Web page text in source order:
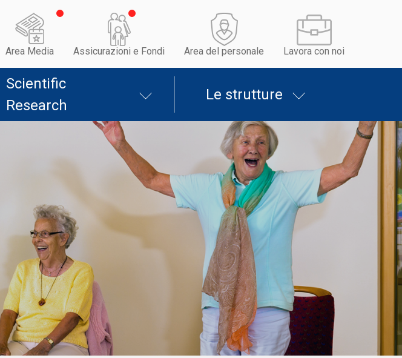
Area Media Assicurazioni e Fondi Area del personale Lavora con noi
Scientific
Research
Le strutture